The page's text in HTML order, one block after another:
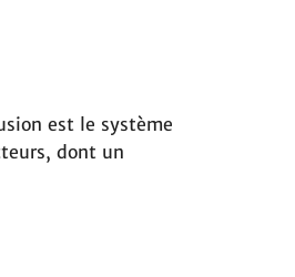
est le système
dont un